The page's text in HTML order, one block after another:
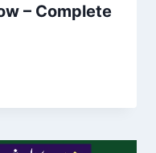
– Complete